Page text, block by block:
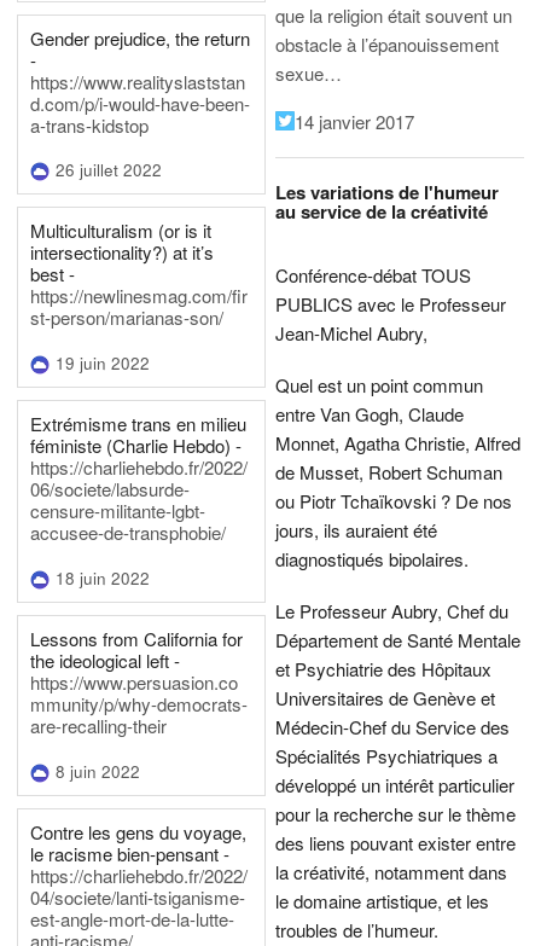
Gender prejudice, the return
-
https://www.realityslaststan
d.com/p/i-would-have-been-
a-trans-kidstop
26 juillet 2022
Multiculturalism (or is it
intersectionality?) at it’s
best -
https://newlinesmag.com/fir
st-person/marianas-son/
19 juin 2022
Extrémisme trans en milieu
féministe (Charlie Hebdo) -
https://charliehebdo.fr/2022/
06/societe/labsurde-
censure-militante-lgbt-
accusee-de-transphobie/
18 juin 2022
Lessons from California for
the ideological left -
https://www.persuasion.co
mmunity/p/why-democrats-
are-recalling-their
8 juin 2022
Contre les gens du voyage,
le racisme bien-pensant -
https://charliehebdo.fr/2022/
04/societe/lanti-tsiganisme-
est-angle-mort-de-la-lutte-
anti-racisme/
que la religion était souvent un
obstacle à l’épanouissement
sexue…
14 janvier 2017
Les variations de l'humeur
au service de la créativité
Conférence-débat TOUS
PUBLICS avec le Professeur
Jean-Michel Aubry,
Quel est un point commun
entre Van Gogh, Claude
Monnet, Agatha Christie, Alfred
de Musset, Robert Schuman
ou Piotr Tchaïkovski ? De nos
jours, ils auraient été
diagnostiqués bipolaires.
Le Professeur Aubry, Chef du
Département de Santé Mentale
et Psychiatrie des Hôpitaux
Universitaires de Genève et
Médecin-Chef du Service des
Spécialités Psychiatriques a
développé un intérêt particulier
pour la recherche sur le thème
des liens pouvant exister entre
la créativité, notamment dans
le domaine artistique, et les
troubles de l’humeur.